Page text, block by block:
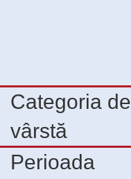
Categoria de
vârstă
Perioada